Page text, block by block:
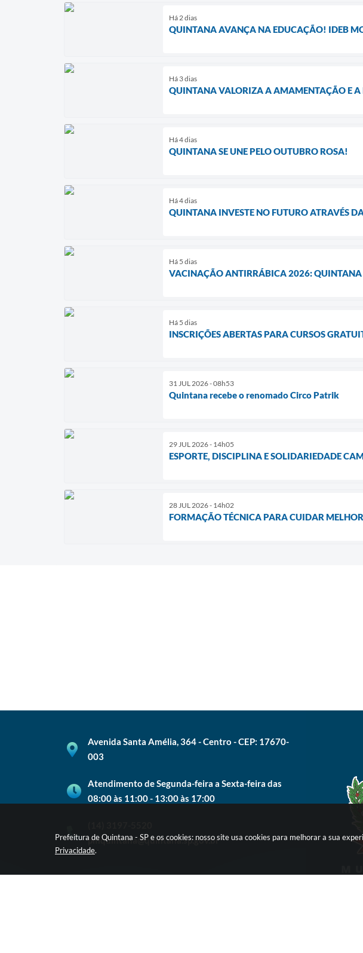
Prefeitura de Quintana - SP e os cookies: nosso site usa cookies para melhorar a sua
Privacidade.
Há 2 dias
QUINTANA AVANÇA NA EDUCAÇÃO! IDEB
Há 3 dias
QUINTANA VALORIZA A AMAMENTAÇÃO E A
Há 4 dias
QUINTANA SE UNE PELO OUTUBRO ROSA!
Há 4 dias
QUINTANA INVESTE NO FUTURO ATRAVÉS
Há 5 dias
VACINAÇÃO ANTIRRÁBICA 2026: QUINTANA
Há 5 dias
INSCRIÇÕES ABERTAS PARA CURSOS
31 JUL 2026 - 08h53
Quintana recebe o renomado Circo Patrik
29 JUL 2026 - 14h05
ESPORTE, DISCIPLINA E SOLIDARIEDADE
28 JUL 2026 - 14h02
FORMAÇÃO TÉCNICA PARA CUIDAR
Avenida Santa Amélia, 364 - Centro - CEP: 17670-
003
Atendimento de Segunda-feira a Sexta-feira das
08:00 às 11:00 - 13:00 às 17:00
pmquintana@quintana.sp.gov.br